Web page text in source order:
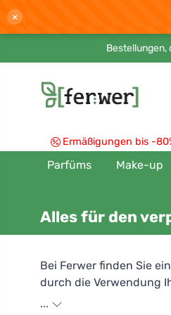
×
Bestellungen,
Ermäßigungen bis -
Parfüms Make-up
Alles für den
Bei Ferwer finden Sie
durch die Verwendung
allen anderen
...